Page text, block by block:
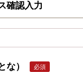
確認入力
な） 必須